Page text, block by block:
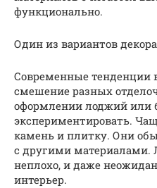
функционально.
Один из вариантов
Современные тенденции
смешение разных
оформлении лоджий или
экспериментировать.
камень и плитку. Они
с другими материалами.
неплохо, и даже
интерьер.